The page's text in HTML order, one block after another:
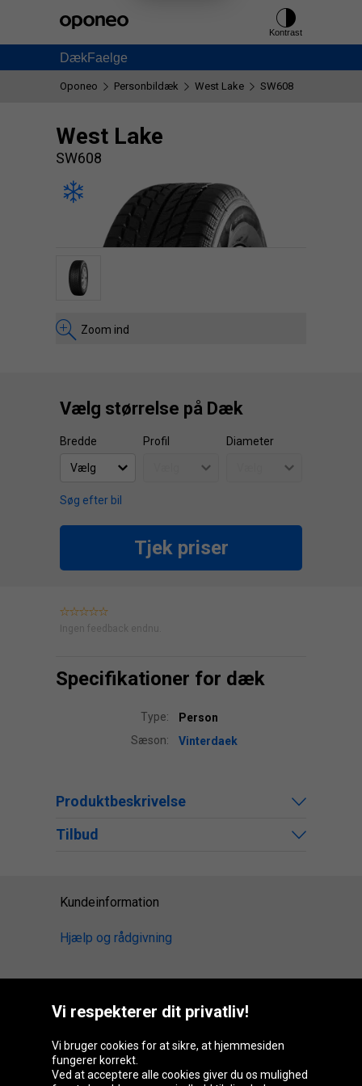
DækFaelge
Kontrast
Oponeo Personbildæk West Lake SW608
West Lake
SW608
Zoom ind
Vælg størrelse på Dæk
Bredde Profil Diameter
Søg efter bil
Tjek priser
Ingen feedback endnu.
Specifikationer for dæk
Type:
Person
Sæson:
Vinterdaek
Produktbeskrivelse
Tilbud
Kundeinformation
Hjælp og rådgivning
Oponeo-gruppen
Vi respekterer dit privatliv!
Vi bruger cookies for at sikre, at hjemmesiden
fungerer korrekt.
Ved at acceptere alle cookies giver du os mulighed